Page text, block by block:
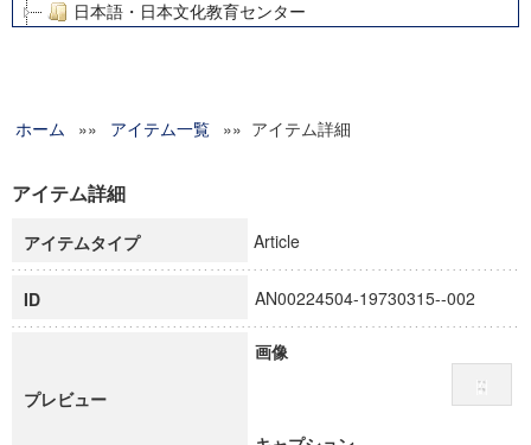
日本語・日本文化教育センター
グローバルリサーチインスティテュート
科学研究費補助金研究成果報告書
慶應義塾大学グローバルCOEプログラム市民社会ガバナンス
慶應義塾大学グローバルCOEプログラム論理と感性の先端的
博士課程教育リーディングプログラム「超成熟社会発展のサ
学術雑誌掲載論文等(8)
ホーム »» アイテム一覧 »» アイテム詳細
アイテム詳細
アイテムタイプ Article
ID AN00224504-19730315--002
プレビュー
画像